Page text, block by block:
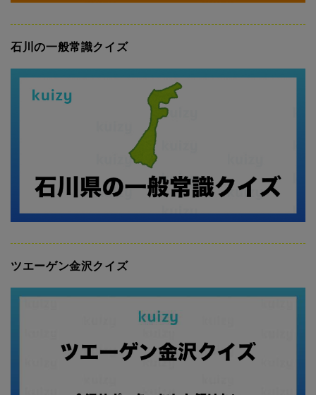
石川の一般常識クイズ
ツエーゲン金沢クイズ